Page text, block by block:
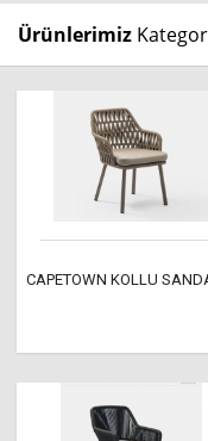
Ürünlerimiz
CAPETOWN KOLLU